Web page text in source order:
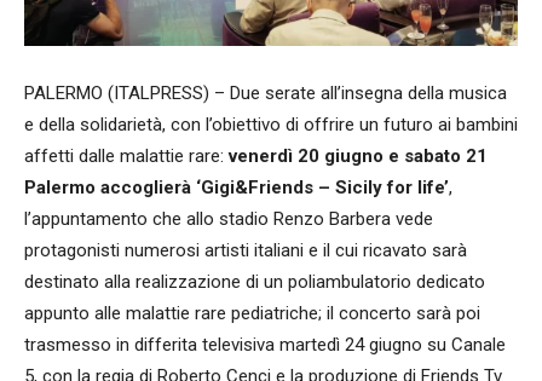
PALERMO (ITALPRESS) – Due serate all’insegna della musica
e della solidarietà, con l’obiettivo di offrire un futuro ai bambini
affetti dalle malattie rare:venerdì 20 giugno e sabato 21
Palermo accoglierà ‘Gigi&Friends – Sicily for life’,
l’appuntamento che allo stadio Renzo Barbera vede
protagonisti numerosi artisti italiani e il cui ricavato sarà
destinato alla realizzazione di un poliambulatorio dedicato
appunto alle malattie rare pediatriche; il concerto sarà poi
trasmesso in differita televisiva martedì 24 giugno su Canale
5, con la regia di Roberto Cenci e la produzione di Friends Tv.